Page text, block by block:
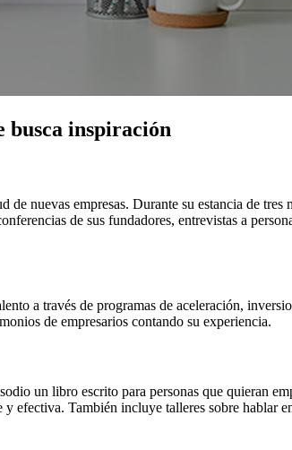
busca inspiración
nuevas empresas. Durante su estancia de
de sus fundadores, entrevistas a
a través de programas de aceleración,
de empresarios contando su experiencia.
un libro escrito para personas que quieran
efectiva. También incluye talleres sobre hablar